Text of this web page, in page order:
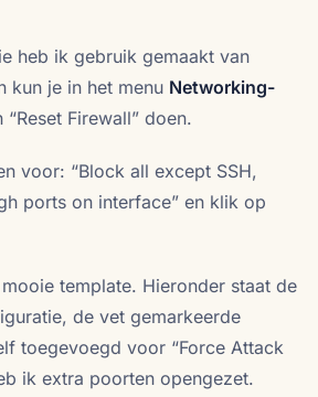
heb ik gebruik gemaakt van
kun je in het menu Networking-
“Reset Firewall” doen.
voor: “Block all except SSH,
ports on interface” en klik op
template. Hieronder staat de
de vet gemarkeerde
toegevoegd voor “Force Attack
ik extra poorten opengezet.